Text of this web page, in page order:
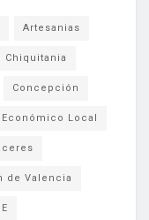
Artesanias
Chiquitania
Concepción
Local
de Valencia